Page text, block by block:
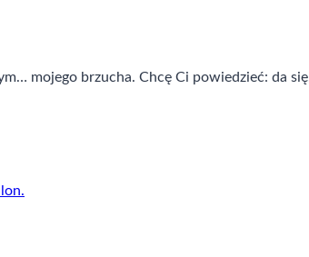
mojego brzucha. Chcę Ci powiedzieć: da